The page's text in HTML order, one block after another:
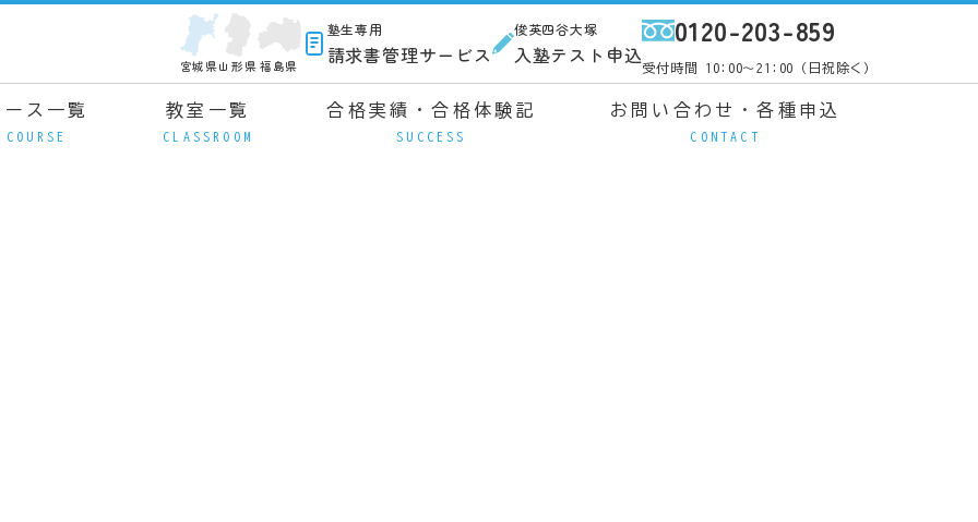
宮城県山形県 福島県
塾生専用
請求書管理サービス
俊英四谷大塚
入塾テスト申込
0120-203-859
受付時間 10:00～21:00（日祝除く）
ース一覧
COURSE
教室一覧
CLASSROOM
合格実績・合格体験記
SUCCESS
お問い合わせ・各種申込
CONTACT